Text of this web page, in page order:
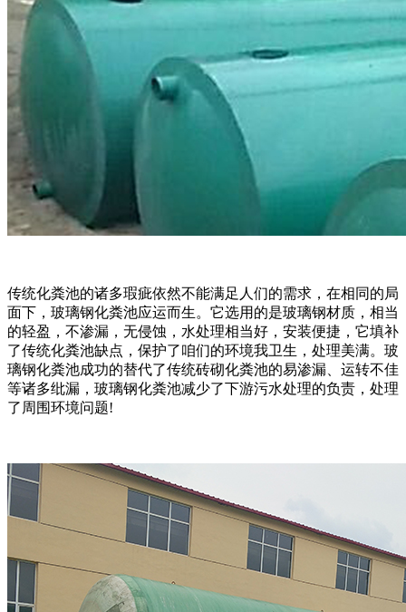
传统化粪池的诸多瑕疵依然不能满足人们的需求，在相同的局
面下，玻璃钢化粪池应运而生。它选用的是玻璃钢材质，相当
的轻盈，不渗漏，无侵蚀，水处理相当好，安装便捷，它填补
了传统化粪池缺点，保护了咱们的环境我卫生，处理美满。玻
璃钢化粪池成功的替代了传统砖砌化粪池的易渗漏、运转不佳
等诸多纰漏，玻璃钢化粪池减少了下游污水处理的负责，处理
了周围环境问题!